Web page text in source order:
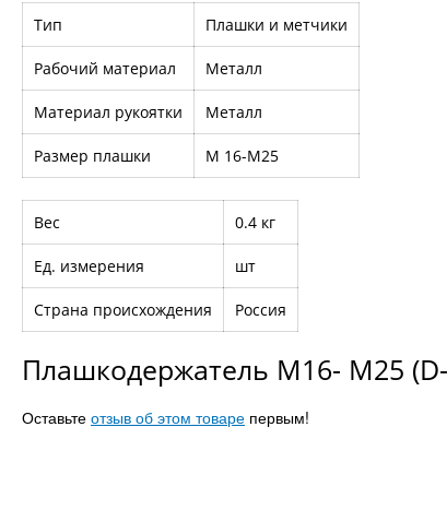
Тип Плашки и метчики
Рабочий материал Металл
Материал рукоятки Металл
Размер плашки М 16-М25
Вес 0.4 кг
Ед. измерения шт
Страна происхождения Россия
Плашкодержатель М16- М25
Оставьте отзыв об этом товаре первым!